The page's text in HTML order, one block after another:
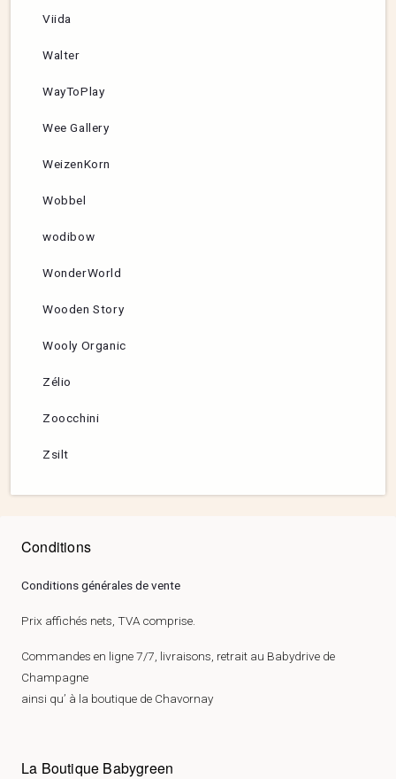
Viida
Walter
WayToPlay
Wee Gallery
WeizenKorn
Wobbel
wodibow
WonderWorld
Wooden Story
Wooly Organic
Zélio
Zoocchini
Zsilt
Conditions
Conditions générales de vente
Prix affichés nets, TVA comprise.
Commandes en ligne 7/7, livraisons, retrait au Babydrive de
Champagne
ainsi qu’ à la boutique de Chavornay
La Boutique Babygreen